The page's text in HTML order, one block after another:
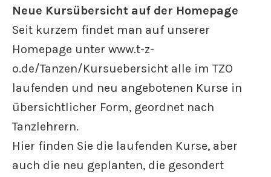
Neue Kursübersicht auf der Homepage
Seit kurzem findet man auf unserer
Homepage unter www.t-z-
o.de/Tanzen/Kursuebersicht alle im TZO
laufenden und neu angebotenen Kurse in
übersichtlicher Form, geordnet nach
Tanzlehrern.
Hier finden Sie die laufenden Kurse, aber
auch die neu geplanten, die gesondert